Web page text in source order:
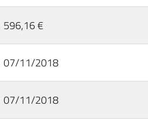
596,16 €
07/11/2018
07/11/2018